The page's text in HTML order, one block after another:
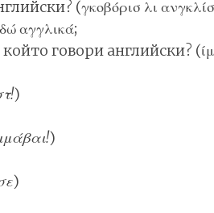
(γκοβόρισ λι
αγγλικά;
говори английски? (ίμα
)
)
)